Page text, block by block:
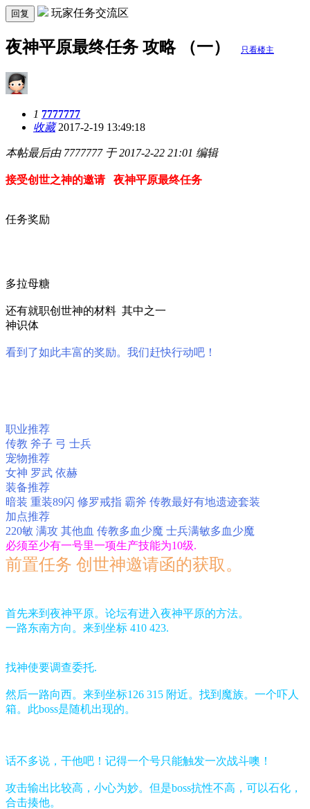
回复 玩家任务交流区
夜神平原最终任务 攻略 （一） 只看楼主
1 7777777
收藏2017-2-19 13:49:18
本帖最后由 7777777 于 2017-2-22 21:01 编辑
接受创世之神的邀请 夜神平原最终任务
任务奖励
多拉母糖
还有就职创世神的材料 其中之一
神识体
看到了如此丰富的奖励。我们赶快行动吧！
职业推荐
传教 斧子 弓 士兵
宠物推荐
女神 罗武 依赫
装备推荐
暗装 重装89闪 修罗戒指 霸斧 传教最好有地遗迹套装
加点推荐
220敏 满攻 其他血 传教多血少魔 士兵满敏多血少魔
必须至少有一号里一项生产技能为10级.
前置任务 创世神邀请函的获取。
首先来到夜神平原。论坛有进入夜神平原的方法。
一路东南方向。来到坐标 410 423.
找神使要调查委托.
然后一路向西。来到坐标126 315 附近。找到魔族。一个吓人
箱。此boss是随机出现的。
话不多说，干他吧！记得一个号只能触发一次战斗噢！
攻击输出比较高，小心为妙。但是boss抗性不高，可以石化，
合击揍他。